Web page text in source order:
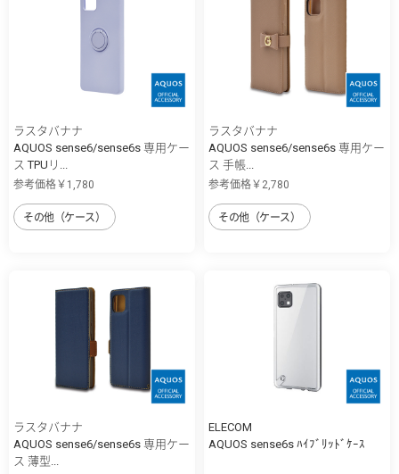
ラスタバナナ
AQUOS sense6/sense6s 専用ケー
ス TPUリ...
参考価格￥1,780
その他（ケース）
ラスタバナナ
AQUOS sense6/sense6s 専用ケー
ス 手帳...
参考価格￥2,780
その他（ケース）
ラスタバナナ
AQUOS sense6/sense6s 専用ケー
ス 薄型...
ELECOM
AQUOS sense6s ﾊｲﾌﾞﾘｯﾄﾞｹｰｽ